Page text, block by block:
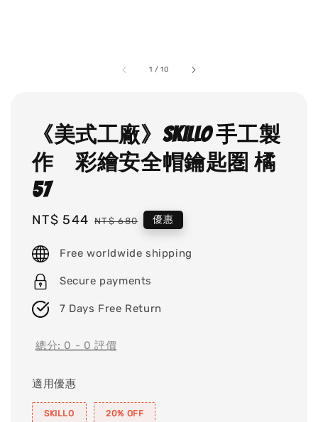
1 /10
《美式工廠》SKILLO 手工製
作 彩繪安全帽鑰匙圏 橘
57
Sale
NT$ 544 Regular
NT$ 680 優惠
Free worldwide shipping
Secure payments
7 Days Free Return
總分: 0 - 0 評價
適用優惠
SKILLO 20% OFF